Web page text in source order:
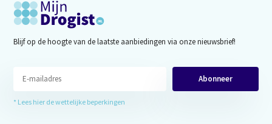
Blijf op de hoogte van de laatste aanbiedingen via onze nieuwsbrief!
Abonneer
* Lees hier de wettelijke beperkingen